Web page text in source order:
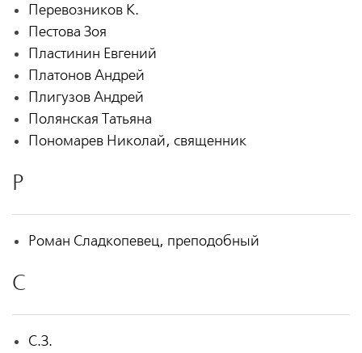
Перевозников К.
Пестова Зоя
Пластинин Евгений
Платонов Андрей
Плигузов Андрей
Полянская Татьяна
Пономарев Николай, священник
Р
Роман Сладкопевец, преподобный
С
С.З.